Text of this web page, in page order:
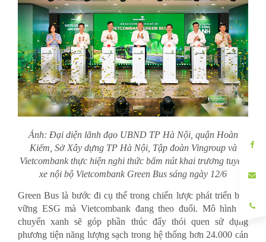
Ảnh: Đại diện lãnh đạo UBND TP Hà Nội, quận Hoàn
Kiếm, Sở Xây dựng TP Hà Nội, Tập đoàn Vingroup và
Vietcombank thực hiện nghi thức bấm nút khai trương tuyến
xe nội bộ Vietcombank Green Bus sáng ngày 12/6
Green Bus là bước đi cụ thể trong chiến lược phát triển bền
vững ESG mà Vietcombank đang theo đuổi. Mô hình di
chuyển xanh sẽ góp phần thúc đẩy thói quen sử dụng
phương tiện năng lượng sạch trong hệ thống hơn 24.000 cán